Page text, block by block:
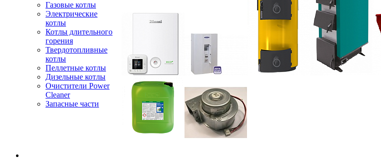
Газовые котлы
Электрические
котлы
Котлы длительного
горения
Твердотопливные
котлы
Пеллетные котлы
Дизельные котлы
Очистители Power
Cleaner
Запасные части